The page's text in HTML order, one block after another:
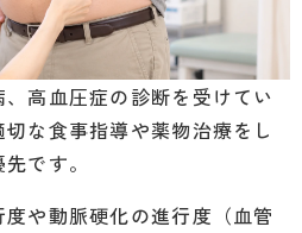
高血圧症の診断を受けてい
な食事指導や薬物治療をし
です。
や動脈硬化の進行度（血管